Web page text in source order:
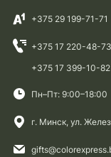
+375 29 199-71-71
+375 17 220-48-
+375 17 399-10-82
Пн–Пт: 9:00–18:00
г. Минск, ул.